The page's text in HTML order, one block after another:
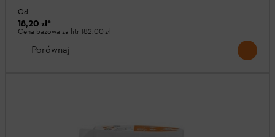
Od
18,20 zł*
Cena bazowa za litr182,00 zł
Porównaj